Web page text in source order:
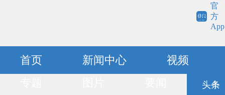
官
方
App
首页 新闻中心
视频
头条